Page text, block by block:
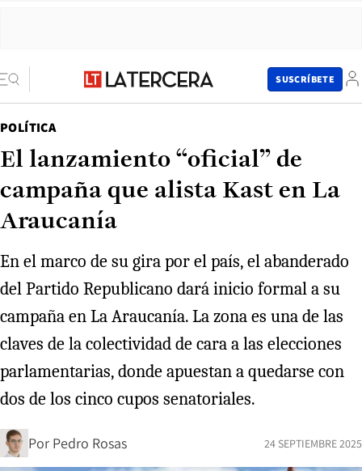
SUSCRÍBETE
POLÍTICA
El lanzamiento “oficial” de
campaña que alista Kast en La
Araucanía
En el marco de su gira por el país, el abanderado
del Partido Republicano dará inicio formal a su
campaña en La Araucanía. La zona es una de las
claves de la colectividad de cara a las elecciones
parlamentarias, donde apuestan a quedarse con
dos de los cinco cupos senatoriales.
Por Pedro Rosas 24 SEPTIEMBRE 2025